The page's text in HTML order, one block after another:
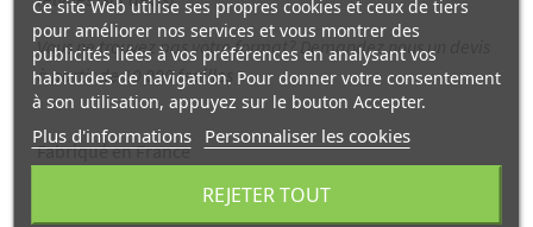
Vous ne trouvez pas votre format? Demandez nous un devis
à partir de 10 000 feuilles
Fabriqué en France
Ce site Web utilise ses propres cookies et ceux de tiers
pour améliorer nos services et vous montrer des
publicités liées à vos préférences en analysant vos
habitudes de navigation. Pour donner votre consentement
à son utilisation, appuyez sur le bouton Accepter.
Plus d'informations Personnaliser les cookies
REJETER TOUT